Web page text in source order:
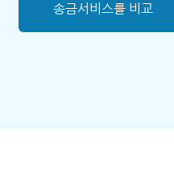
송금서비스를 비교